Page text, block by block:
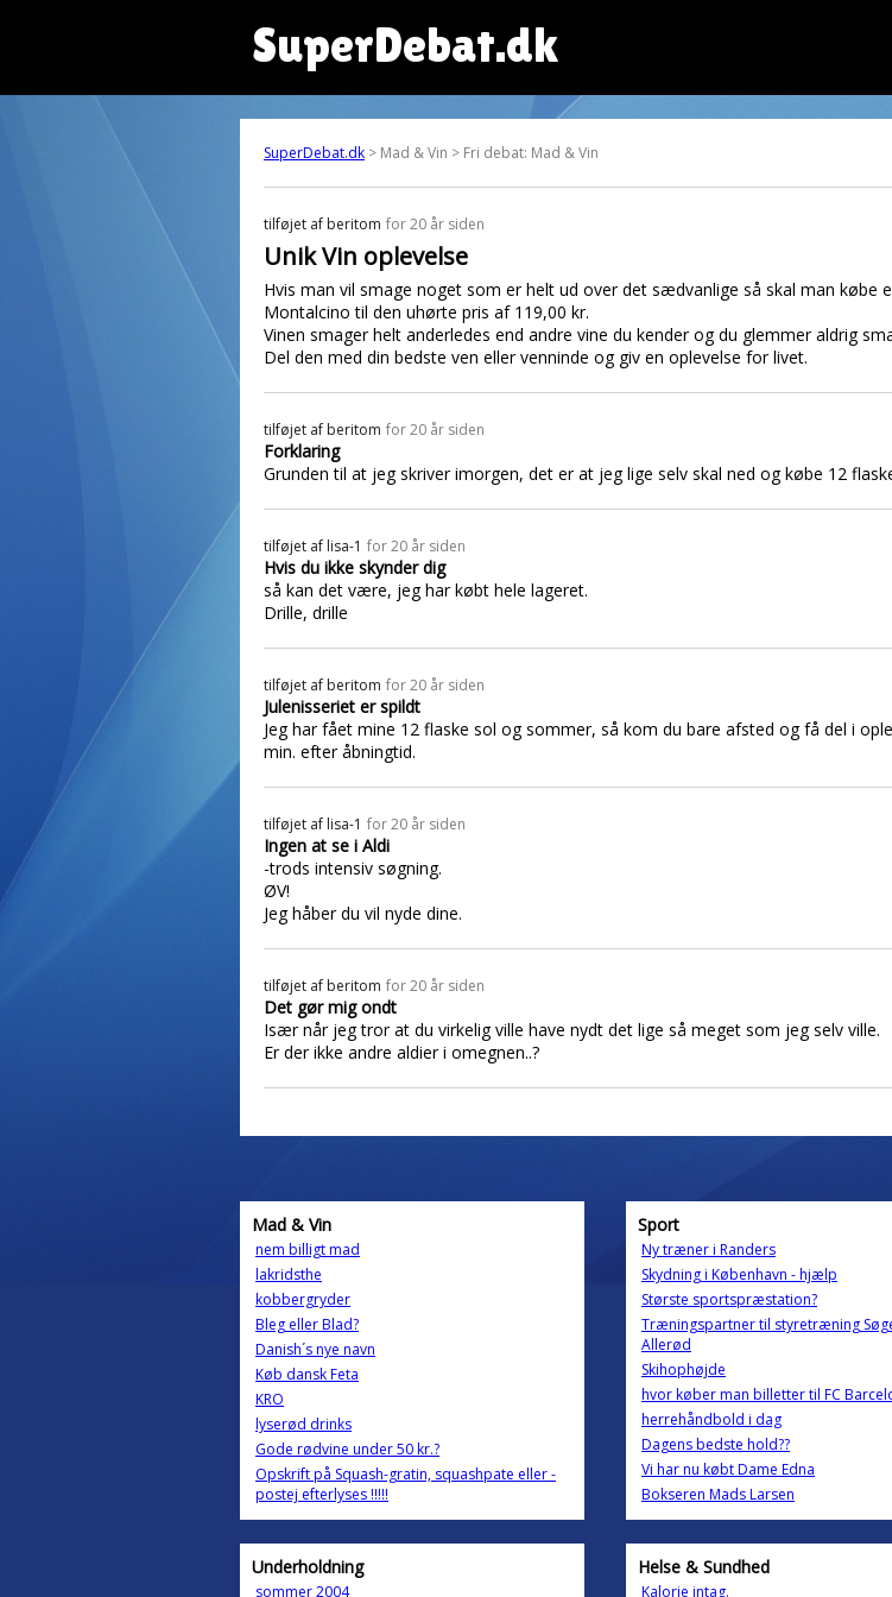
SuperDebat.dk
SuperDebat.dk > Mad & Vin > Fri debat: Mad & Vin
tilføjet af beritom for 20 år siden
Unik Vin oplevelse
Hvis man vil smage noget som er helt ud over det sædvanlige så skal man købe
Montalcino til den uhørte pris af 119,00 kr.
Vinen smager helt anderledes end andre vine du kender og du glemmer aldrig
Del den med din bedste ven eller venninde og giv en oplevelse for livet.
tilføjet af beritom for 20 år siden
Forklaring
Grunden til at jeg skriver imorgen, det er at jeg lige selv skal ned og købe 12
tilføjet af lisa-1 for 20 år siden
Hvis du ikke skynder dig
så kan det være, jeg har købt hele lageret.
Drille, drille
tilføjet af beritom for 20 år siden
Julenisseriet er spildt
Jeg har fået mine 12 flaske sol og sommer, så kom du bare afsted og få del i
min. efter åbningtid.
tilføjet af lisa-1 for 20 år siden
Ingen at se i Aldi
-trods intensiv søgning.
ØV!
Jeg håber du vil nyde dine.
tilføjet af beritom for 20 år siden
Det gør mig ondt
Især når jeg tror at du virkelig ville have nydt det lige så meget som jeg selv ville.
Er der ikke andre aldier i omegnen..?
Mad & Vin
nem billigt mad
lakridsthe
kobbergryder
Bleg eller Blad?
Danish´s nye navn
Køb dansk Feta
KRO
lyserød drinks
Gode rødvine under 50 kr.?
Opskrift på Squash-gratin, squashpate eller -
postej efterlyses !!!!!
Sport
Ny træner i Randers
Skydning i København - hjælp
Største sportspræstation?
Træningspartner til styretræning
Allerød
Skihophøjde
hvor køber man billetter til FC
herrehåndbold i dag
Dagens bedste hold??
Vi har nu købt Dame Edna
Bokseren Mads Larsen
Underholdning
sommer 2004
Helse & Sundhed
Kalorie intag.